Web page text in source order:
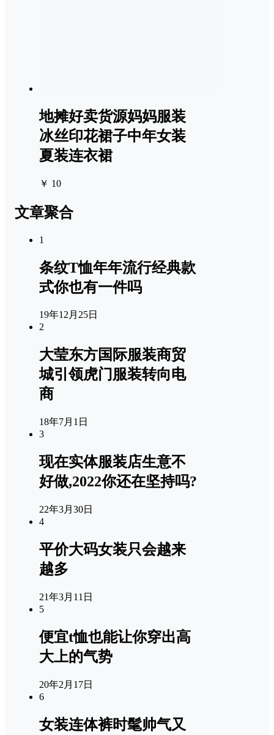
地摊好卖货源妈妈服装
冰丝印花裙子中年女装
夏装连衣裙
￥ 10
文章聚合
1
条纹T恤年年流行经典款
式你也有一件吗
19年12月25日
2
大莹东方国际服装商贸
城引领虎门服装转向电
商
18年7月1日
3
现在实体服装店生意不
好做,2022你还在坚持吗?
22年3月30日
4
平价大码女装只会越来
越多
21年3月11日
5
便宜t恤也能让你穿出高
大上的气势
20年2月17日
6
女装连体裤时髦帅气又